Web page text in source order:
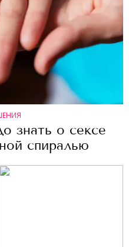
знать о сексе
спиралью